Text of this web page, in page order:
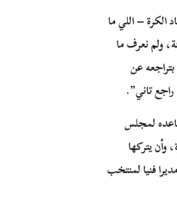
الكرة – اللي ما
ولم نعرف ما
عن
راجع تاني”.
لمجلس
يتركها
فنيا لمنتخب